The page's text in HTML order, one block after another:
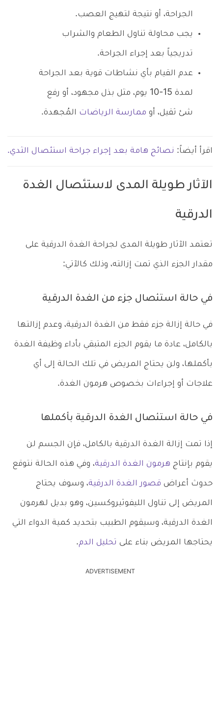
الجراحة، أو نتيجة لتهيج العصب.
يجب محاولة تناول الطعام والشراب
تدريجياً بعد إجراء الجراحة.
عدم القيام بأي نشاطات قوية بعد الجراحة
لمدة 15-10 يوم، مثل بذل مجهود، أو رفع
شئ ثقيل، أو ممارسة الرياضات المُجهدة.
اقرأ أيضاً: نصائح هامة بعد إجراء جراحة استئصال الثدي.
الآثار طويلة المدى لاستئصال الغدة
الدرقية
تعتمد الآثار طويلة المدى لجراحة الغدة الدرقية على
مقدار الجزء الذي تمت إزالته، وذلك كالآتي:
في حالة استئصال جزء من الغدة الدرقية
في حالة إزالة جزء فقط من الغدة الدرقية، وعدم إزالتها
بالكامل، عادة ما يقوم الجزء المتبقي بأداء وظيفة الغدة
بأكملها، ولن يحتاج المريض في تلك الحالة إلى أي
علاجات أو إجراءات بخصوص هرمون الغدة.
في حالة استئصال الغدة الدرقية بأكملها
إذا تمت إزالة الغدة الدرقية بالكامل، فإن الجسم لن
يقوم بإنتاج هرمون الغدة الدرقية، وفي هذه الحالة نتوقع
حدوث أعراض قصور الغدة الدرقية، وسوف يحتاج
المريض إلى تناول الليفوثيروكسين، وهو بديل لهرمون
الغدة الدرقية، وسيقوم الطبيب بتحديد كمية الدواء التي
يحتاجها المريض بناء على تحليل الدم.
ADVERTISEMENT